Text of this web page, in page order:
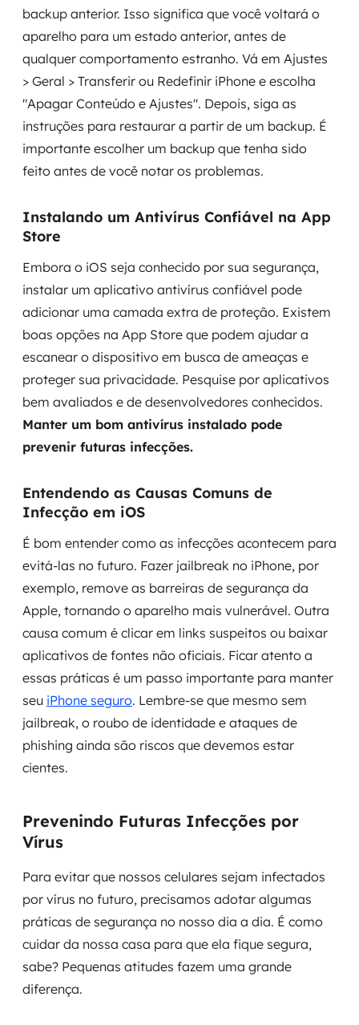
backup anterior. Isso significa que você voltará o
aparelho para um estado anterior, antes de
qualquer comportamento estranho. Vá em Ajustes
> Geral > Transferir ou Redefinir iPhone e escolha
"Apagar Conteúdo e Ajustes". Depois, siga as
instruções para restaurar a partir de um backup. É
importante escolher um backup que tenha sido
feito antes de você notar os problemas.
Instalando um Antivírus Confiável na App
Store
Embora o iOS seja conhecido por sua segurança,
instalar um aplicativo antivírus confiável pode
adicionar uma camada extra de proteção. Existem
boas opções na App Store que podem ajudar a
escanear o dispositivo em busca de ameaças e
proteger sua privacidade. Pesquise por aplicativos
bem avaliados e de desenvolvedores conhecidos.
Manter um bom antivírus instalado pode
prevenir futuras infecções.
Entendendo as Causas Comuns de
Infecção em iOS
É bom entender como as infecções acontecem para
evitá-las no futuro. Fazer jailbreak no iPhone, por
exemplo, remove as barreiras de segurança da
Apple, tornando o aparelho mais vulnerável. Outra
causa comum é clicar em links suspeitos ou baixar
aplicativos de fontes não oficiais. Ficar atento a
essas práticas é um passo importante para manter
seu iPhone seguro. Lembre-se que mesmo sem
jailbreak, o roubo de identidade e ataques de
phishing ainda são riscos que devemos estar
cientes.
Prevenindo Futuras Infecções por
Vírus
Para evitar que nossos celulares sejam infectados
por vírus no futuro, precisamos adotar algumas
práticas de segurança no nosso dia a dia. É como
cuidar da nossa casa para que ela fique segura,
sabe? Pequenas atitudes fazem uma grande
diferença.